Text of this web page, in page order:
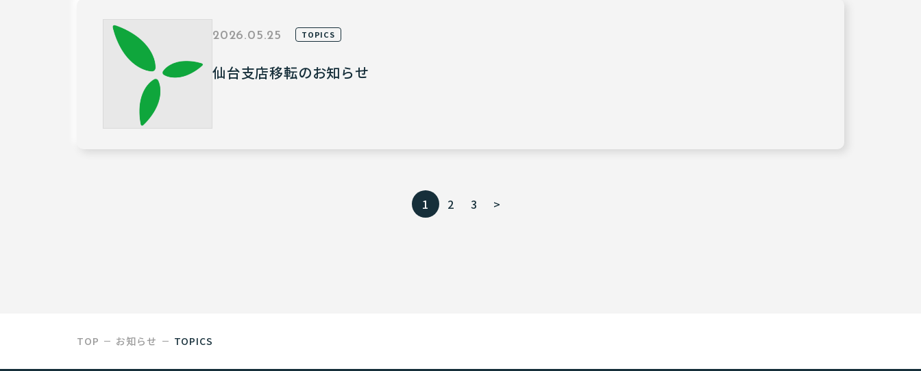
2026.05.25 TOPICS
仙台支店移転のお知らせ
1 2 3 >
TOP お知らせ TOPICS